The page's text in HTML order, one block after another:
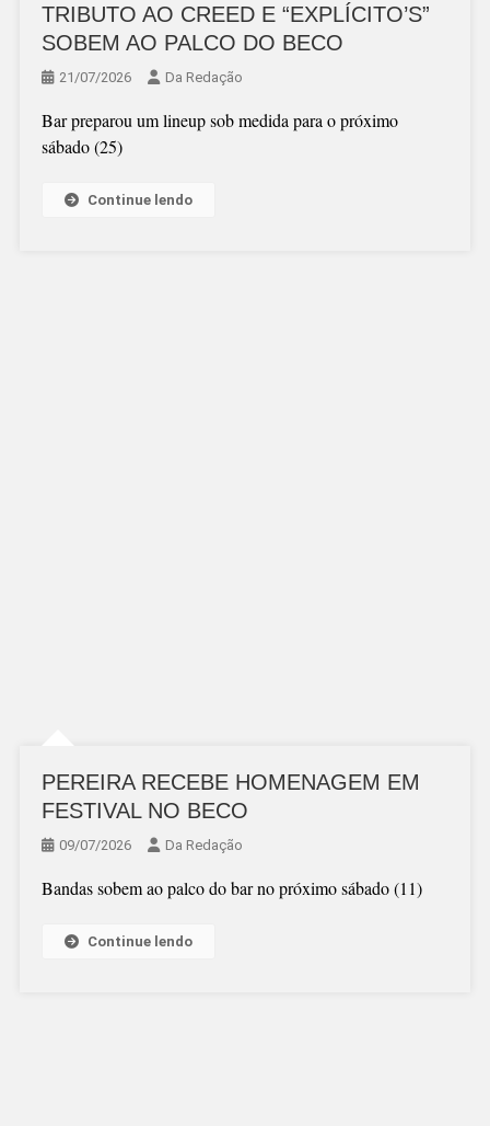
TRIBUTO AO CREED E “EXPLÍCITO’S”
SOBEM AO PALCO DO BECO
21/07/2026 Da Redação
Bar preparou um lineup sob medida para o próximo
sábado (25)
Continue lendo
PEREIRA RECEBE HOMENAGEM EM
FESTIVAL NO BECO
09/07/2026 Da Redação
Bandas sobem ao palco do bar no próximo sábado (11)
Continue lendo